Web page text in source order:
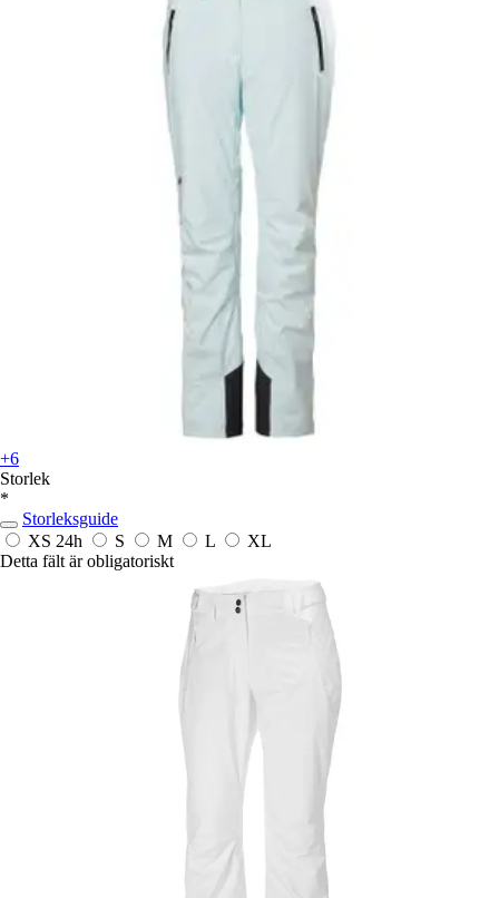
+6
Storlek
*
Storleksguide
XS 24h S M L
XL
Detta fält är obligatoriskt